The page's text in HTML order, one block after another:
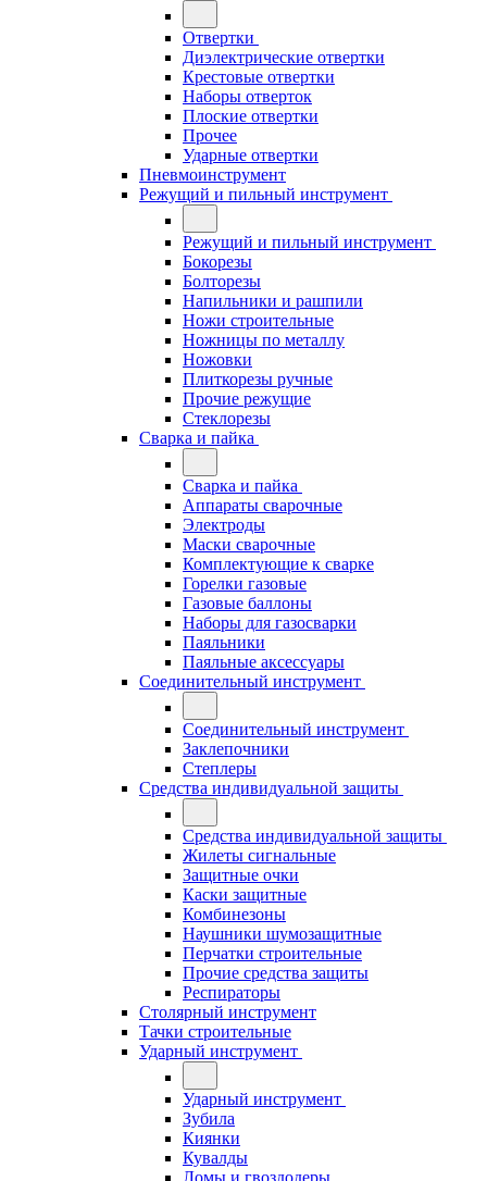
Отвертки
Диэлектрические отвертки
Крестовые отвертки
Наборы отверток
Плоские отвертки
Прочее
Ударные отвертки
Пневмоинструмент
Режущий и пильный инструмент
Режущий и пильный инструмент
Бокорезы
Болторезы
Напильники и рашпили
Ножи строительные
Ножницы по металлу
Ножовки
Плиткорезы ручные
Прочие режущие
Стеклорезы
Сварка и пайка
Сварка и пайка
Аппараты сварочные
Электроды
Маски сварочные
Комплектующие к сварке
Горелки газовые
Газовые баллоны
Наборы для газосварки
Паяльники
Паяльные аксессуары
Соединительный инструмент
Соединительный инструмент
Заклепочники
Степлеры
Средства индивидуальной защиты
Средства индивидуальной защиты
Жилеты сигнальные
Защитные очки
Каски защитные
Комбинезоны
Наушники шумозащитные
Перчатки строительные
Прочие средства защиты
Респираторы
Столярный инструмент
Тачки строительные
Ударный инструмент
Ударный инструмент
Зубила
Киянки
Кувалды
Ломы и гвоздодеры